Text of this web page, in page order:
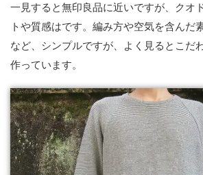
一見すると無印良品に近いですが、クオ
トや質感はです。編み方や空気を含んだ
など、シンプルですが、よく見るとこだ
作っています。